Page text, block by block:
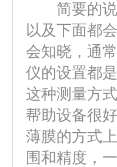
简要的说
以及下面都
会知晓，通
仪的设置都
这种测量方
帮助设备很
薄膜的方式
围和精度，